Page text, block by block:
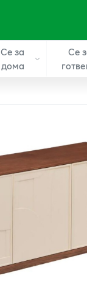
Се за
дома
Се